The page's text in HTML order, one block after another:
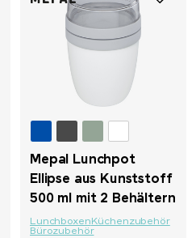
Mepal Lunchpot
Ellipse aus Kunststoff
500 ml mit 2 Behältern
LunchboxenKüchenzubehör
Bürozubehör